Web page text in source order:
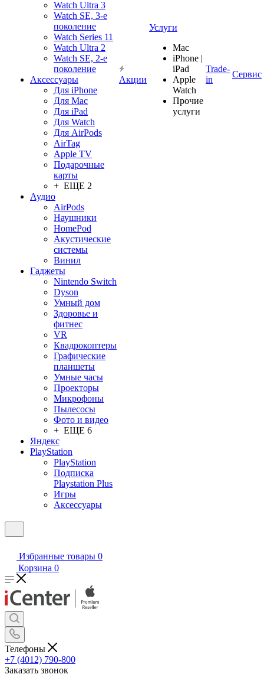
Watch Ultra 3
Watch SE, 3-е
поколение
Watch Series 11
Watch Ultra 2
Watch SE, 2-е
поколение
Аксессуары
Для iPhone
Для Mac
Для iPad
Для Watch
Для AirPods
AirTag
Apple TV
Подарочные
карты
+ ЕЩЕ 2
Аудио
AirPods
Наушники
HomePod
Акустические
системы
Винил
Гаджеты
Nintendo Switch
Dyson
Умный дом
Здоровье и
фитнес
VR
Квадрокоптеры
Графические
планшеты
Умные часы
Проекторы
Микрофоны
Пылесосы
Фото и видео
+ ЕЩЕ 6
Яндекс
PlayStation
PlayStation
Подписка
Playstation Plus
Игры
Аксессуары
Акции
Услуги
Mac
iPhone |
iPad
Apple
Watch
Прочие
услуги
Trade-
in
Сервис
Избранные товары 0
Корзина 0
Телефоны
+7 (4012) 790-800
Заказать звонок